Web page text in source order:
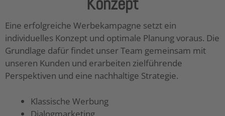
Eine erfolgreiche Werbekampagne setzt ein
individuelles Konzept und optimale Planung voraus. Die
Grundlage dafür findet unser Team gemeinsam mit
unseren Kunden und erarbeiten zielführende
Perspektiven und eine nachhaltige Strategie.
Klassische Werbung
Dialogmarketing